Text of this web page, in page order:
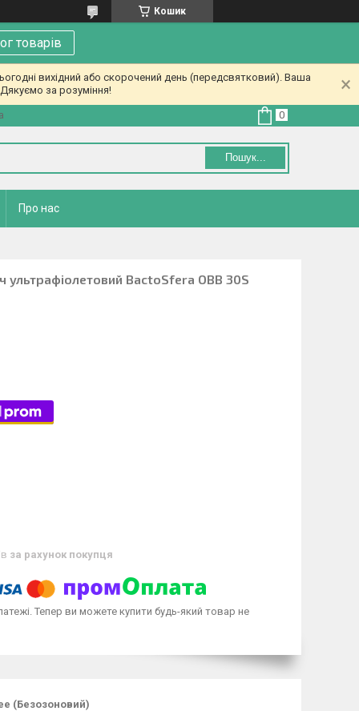
Кошик
товарів
вихідний або скорочений день (передсвятковий). Ваша
за розуміння!
Пошук...
Про нас
BactoSfera OBB 30S
за рахунок покупця
Тепер ви можете купити будь-який товар не
(Безозоновий)